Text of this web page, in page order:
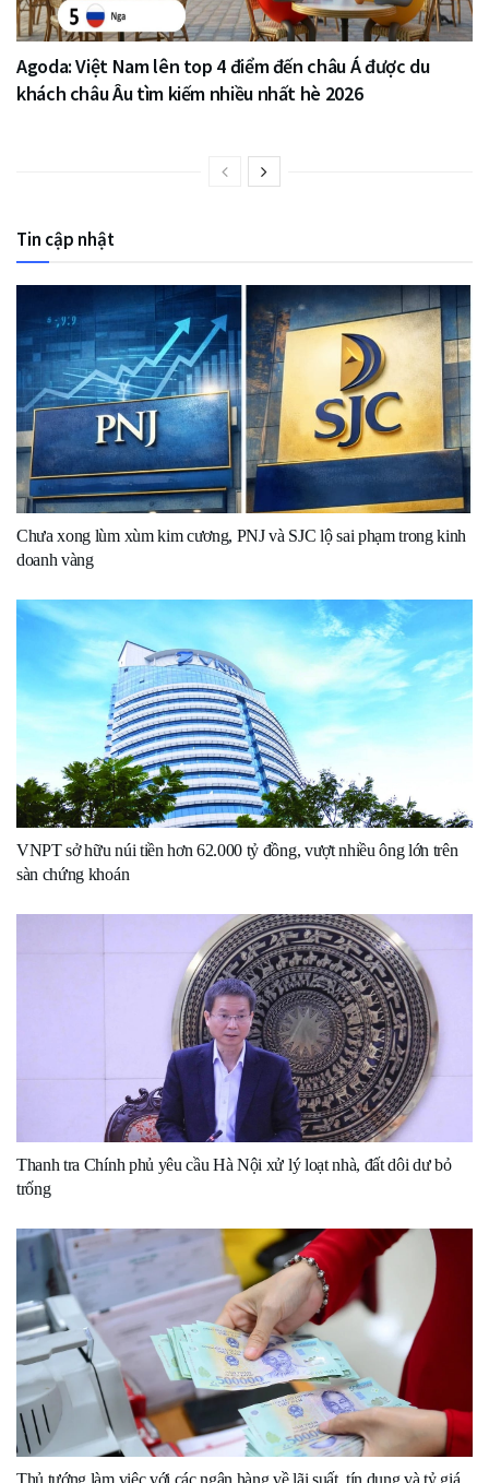
Agoda: Việt Nam lên top 4 điểm đến châu Á được du
khách châu Âu tìm kiếm nhiều nhất hè 2026
Tin cập nhật
Chưa xong lùm xùm kim cương, PNJ và SJC lộ sai phạm trong kinh
doanh vàng
VNPT sở hữu núi tiền hơn 62.000 tỷ đồng, vượt nhiều ông lớn trên
sàn chứng khoán
Thanh tra Chính phủ yêu cầu Hà Nội xử lý loạt nhà, đất dôi dư bỏ
trống
Thủ tướng làm việc với các ngân hàng về lãi suất, tín dụng và tỷ giá